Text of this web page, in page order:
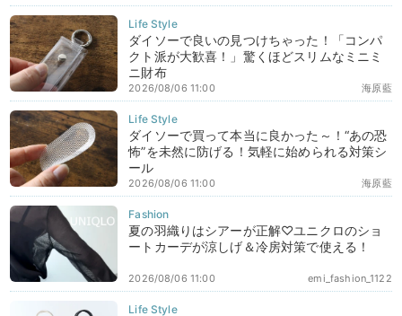
ダイソーで良いの見つけちゃった！「コンパ
クト派が大歓喜！」驚くほどスリムなミニミ
ニ財布
海原藍
2026/08/06 11:00
ダイソーで買って本当に良かった～！“あの恐
怖”を未然に防げる！気軽に始められる対策シ
ール
海原藍
2026/08/06 11:00
夏の羽織りはシアーが正解♡ユニクロのショ
ートカーデが涼しげ＆冷房対策で使える！
emi_fashion_1122
2026/08/06 11:00